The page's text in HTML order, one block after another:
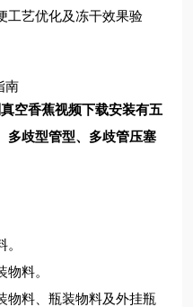
工艺优化及冻干效果验
南
空香蕉视频下载安装有五
多歧型管型、多歧管压塞
料。
物料、瓶装物料及外挂瓶